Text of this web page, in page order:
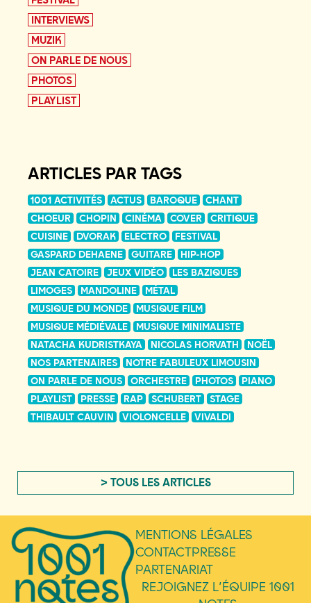
INTERVIEWS
MUZIK
ON PARLE DE NOUS
PHOTOS
PLAYLIST
ARTICLES PAR TAGS
1001 ACTIVITÉS ACTUS BAROQUE
CHANT
CHOEUR
CHOPIN CINÉMA COVER
CRITIQUE
CUISINE
DVORAK ELECTRO
FESTIVAL
GASPARD DEHAENE
GUITARE
HIP-HOP
JEAN CATOIRE
JEUX VIDÉO
LES BAZIQUES
LIMOGES
MANDOLINE
MÉTAL
MUSIQUE DU MONDE
MUSIQUE FILM
MUSIQUE MÉDIÉVALE
MUSIQUE MINIMALISTE
NATACHA KUDRISTKAYA
NICOLAS HORVATH
NOËL
NOS PARTENAIRES
NOTRE FABULEUX LIMOUSIN
ON PARLE DE NOUS
ORCHESTRE PHOTOS
PIANO
PLAYLIST
PRESSE RAP SCHUBERT
STAGE
THIBAULT CAUVIN
VIOLONCELLE VIVALDI
> TOUS LES ARTICLES
MENTIONS LÉGALES
CONTACTPRESSE
PARTENARIAT
REJOIGNEZ L’ÉQUIPE 1001